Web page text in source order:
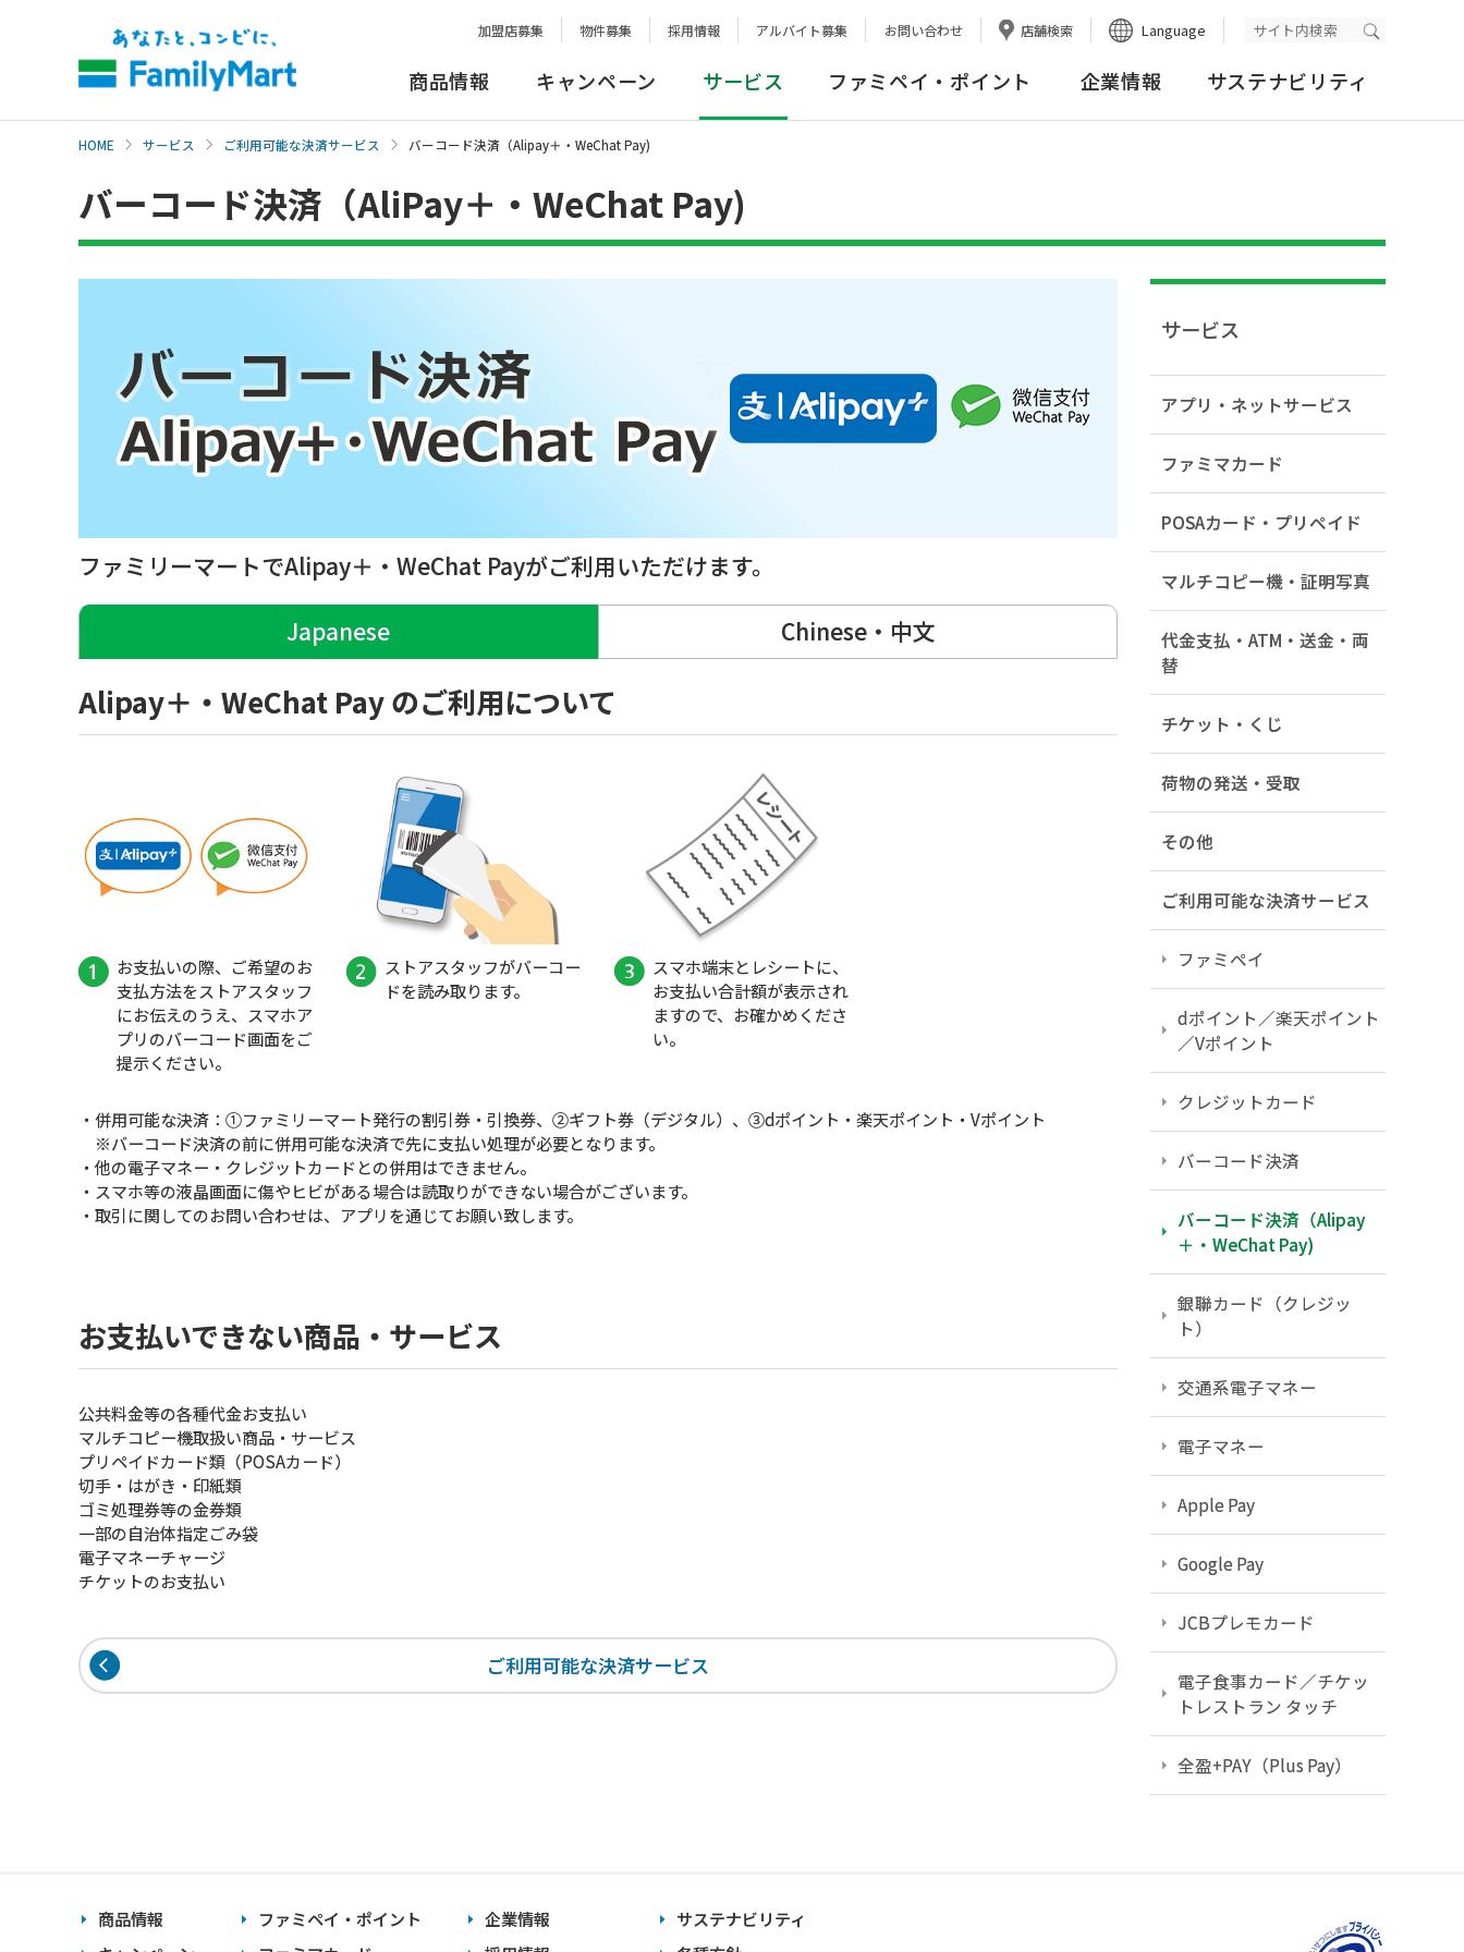
加盟店募集 物件募集 採用情報 アルバイト募集 お問い合わせ 店舗検索 Language 検索実行
商品情報 キャンペーン サービス ファミペイ・ポイント 企業情報 サステナビリティ
HOME サービス ご利用可能な決済サービス バーコード決済（Alipay＋・WeChat Pay)
バーコード決済（AliPay＋・WeChat Pay)
ファミリーマートでAlipay＋・WeChat Payがご利用いただけます。
Japanese
Chinese・中文
Alipay＋・WeChat Pay のご利用について
お支払いの際、ご希望のお
支払方法をストアスタッフ
にお伝えのうえ、スマホア
プリのバーコード画面をご
提示ください。
ストアスタッフがバーコー
ドを読み取ります。
スマホ端末とレシートに、
お支払い合計額が表示され
ますので、お確かめくださ
い。
・併用可能な決済：①ファミリーマート発行の割引券・引換券、②ギフト券（デジタル）、③dポイント・楽天ポイント・Vポイント
※バーコード決済の前に併用可能な決済で先に支払い処理が必要となります。
・他の電子マネー・クレジットカードとの併用はできません。
・スマホ等の液晶画面に傷やヒビがある場合は読取りができない場合がございます。
・取引に関してのお問い合わせは、アプリを通じてお願い致します。
お支払いできない商品・サービス
公共料金等の各種代金お支払い
マルチコピー機取扱い商品・サービス
プリペイドカード類（POSAカード）
切手・はがき・印紙類
ゴミ処理券等の金券類
一部の自治体指定ごみ袋
電子マネーチャージ
チケットのお支払い
ご利用可能な決済サービス
サービス
アプリ・ネットサービス
ファミマカード
POSAカード・プリペイド
マルチコピー機・証明写真
代金支払・ATM・送金・両
替
チケット・くじ
荷物の発送・受取
その他
ご利用可能な決済サービス
ファミペイ
dポイント／楽天ポイント
／Vポイント
クレジットカード
バーコード決済
バーコード決済（Alipay
＋・WeChat Pay)
銀聯カード（クレジッ
ト）
交通系電子マネー
電子マネー
Apple Pay
Google Pay
JCBプレモカード
電子食事カード／チケッ
トレストラン タッチ
全盈+PAY（Plus Pay）
商品情報
ファミペイ・ポイント
企業情報
サステナビリティ